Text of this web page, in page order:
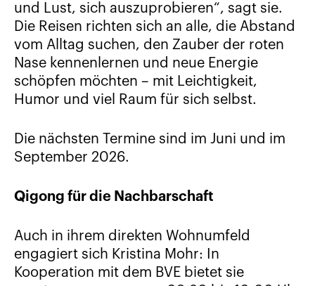
und Lust, sich auszuprobieren“, sagt sie.
Die Reisen richten sich an alle, die Abstand
vom Alltag suchen, den Zauber der roten
Nase kennenlernen und neue Energie
schöpfen möchten – mit Leichtigkeit,
Humor und viel Raum für sich selbst.
Die nächsten Termine sind im Juni und im
September 2026.
Qigong für die Nachbarschaft
Auch in ihrem direkten Wohnumfeld
engagiert sich Kristina Mohr: In
Kooperation mit dem BVE bietet sie